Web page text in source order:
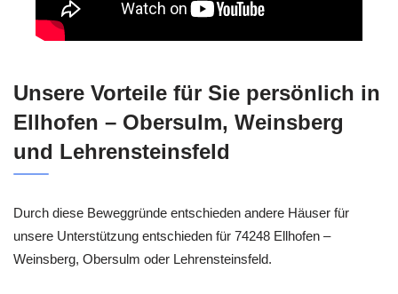
Unsere Vorteile für Sie persönlich in
Ellhofen – Obersulm, Weinsberg
und Lehrensteinsfeld
Durch diese Beweggründe entschieden andere Häuser für
unsere Unterstützung entschieden für 74248 Ellhofen –
Weinsberg, Obersulm oder Lehrensteinsfeld.